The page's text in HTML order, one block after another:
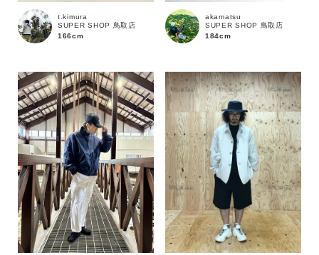
在庫
在庫あり 在庫なし含む
t.kimura
SUPER SHOP 鳥取店
166cm
akamatsu
SUPER SHOP 鳥取店
184cm